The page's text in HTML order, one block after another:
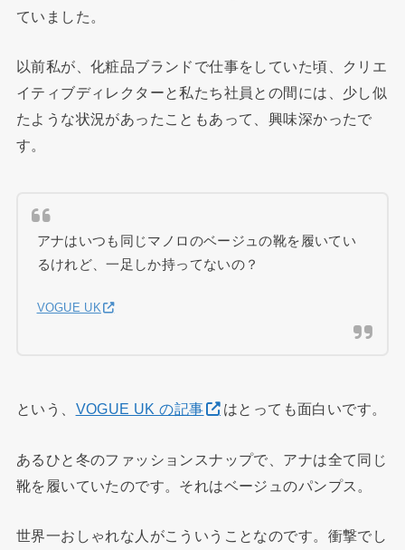
ていました。
以前私が、化粧品ブランドで仕事をしていた頃、クリエ
イティブディレクターと私たち社員との間には、少し似
たような状況があったこともあって、興味深かったで
す。
アナはいつも同じマノロのベージュの靴を履いてい
るけれど、一足しか持ってないの？
VOGUE UK
という、 VOGUE UK の記事 はとっても面白いです。
あるひと冬のファッションスナップで、アナは全て同じ
靴を履いていたのです。それはベージュのパンプス。
世界一おしゃれな人がこういうことなのです。衝撃でし